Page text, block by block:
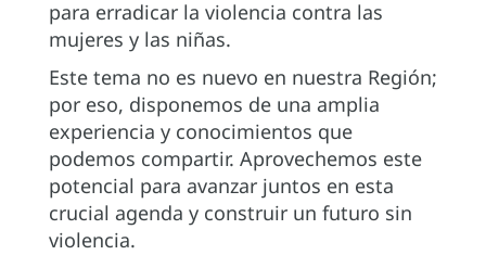
para erradicar la violencia contra las
mujeres y las niñas.
Este tema no es nuevo en nuestra Región;
por eso, disponemos de una amplia
experiencia y conocimientos que
podemos compartir. Aprovechemos este
potencial para avanzar juntos en esta
crucial agenda y construir un futuro sin
violencia.